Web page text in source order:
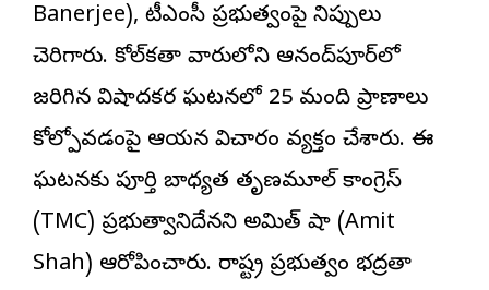
Banerjee), టీఎంసీ ప్రభుత్వంపై నిప్పులు
చెరిగారు. కోల్‌కతా శివారులోని ఆనంద్‌పూర్‌లో
జరిగిన విషాదకర ఘటనలో 25 మంది ప్రాణాలు
కోల్పోవడంపై ఆయన విచారం వ్యక్తం చేశారు. ఈ
ఘటనకు పూర్తి బాధ్యత తృణమూల్ కాంగ్రెస్
(TMC) ప్రభుత్వానిదేనని అమిత్ షా (Amit
Shah) ఆరోపించారు. రాష్ట్ర ప్రభుత్వం భద్రతా